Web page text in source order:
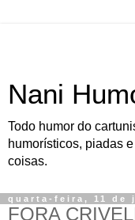
Nani
Todo humor do
humorísticos, piadas
coisas.
quarta-feira, 11 de
FORA